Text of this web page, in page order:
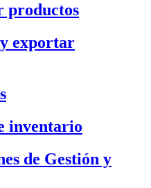
productos
exportar
inventario
de Gestión y